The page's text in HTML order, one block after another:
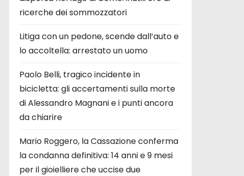
ricerche dei sommozzatori
Litiga con un pedone, scende dall’auto e
lo accoltella: arrestato un uomo
Paolo Belli, tragico incidente in
bicicletta: gli accertamenti sulla morte
di Alessandro Magnani e i punti ancora
da chiarire
Mario Roggero, la Cassazione conferma
la condanna definitiva: 14 anni e 9 mesi
per il gioielliere che uccise due